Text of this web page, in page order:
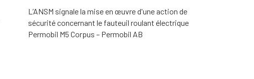
L’ANSM signale la mise en œuvre d'une action de
sécurité concernant le fauteuil roulant électrique
Permobil M5 Corpus – Permobil AB